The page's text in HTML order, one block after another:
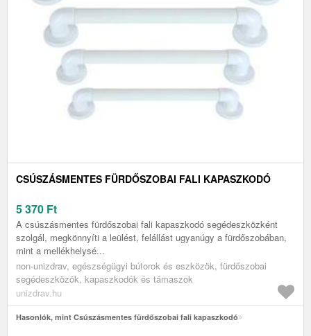
CSÚSZÁSMENTES FÜRDŐSZOBAI FALI KAPASZKODÓ
5 370 Ft
A csúszásmentes fürdőszobai fali kapaszkodó segédeszközként
szolgál, megkönnyíti a leülést, felállást ugyanúgy a fürdőszobában,
mint a mellékhelysé...
non-unizdrav, egészségügyi bútorok és eszközök, fürdőszobai
segédeszközök, kapaszkodók és támaszok
unizdrav.hu
Hasonlók, mint Csúszásmentes fürdőszobai fali kapaszkodó